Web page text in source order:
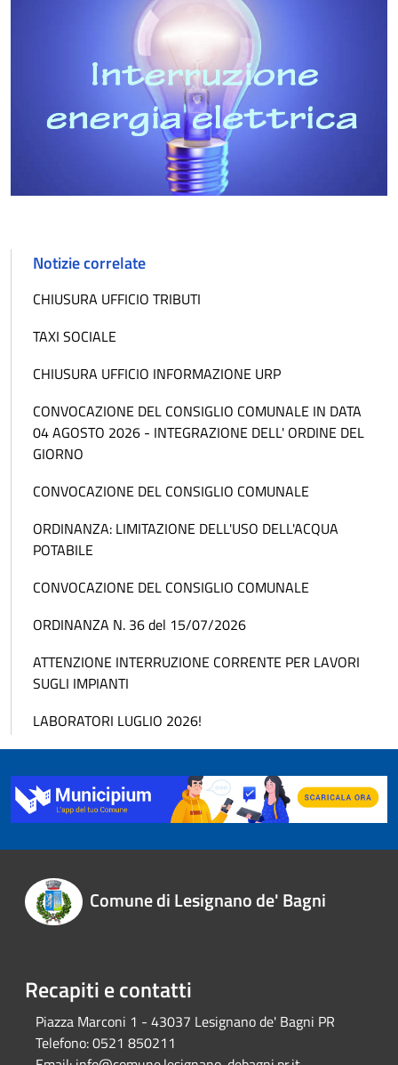
Notizie correlate
CHIUSURA UFFICIO TRIBUTI
TAXI SOCIALE
CHIUSURA UFFICIO INFORMAZIONE URP
CONVOCAZIONE DEL CONSIGLIO COMUNALE IN DATA
04 AGOSTO 2026 - INTEGRAZIONE DELL' ORDINE DEL
GIORNO
CONVOCAZIONE DEL CONSIGLIO COMUNALE
ORDINANZA: LIMITAZIONE DELL'USO DELL'ACQUA
POTABILE
CONVOCAZIONE DEL CONSIGLIO COMUNALE
ORDINANZA N. 36 del 15/07/2026
ATTENZIONE INTERRUZIONE CORRENTE PER LAVORI
SUGLI IMPIANTI
LABORATORI LUGLIO 2026!
Comune di Lesignano de' Bagni
Recapiti e contatti
Piazza Marconi 1 - 43037 Lesignano de' Bagni PR
Telefono:0521 850211